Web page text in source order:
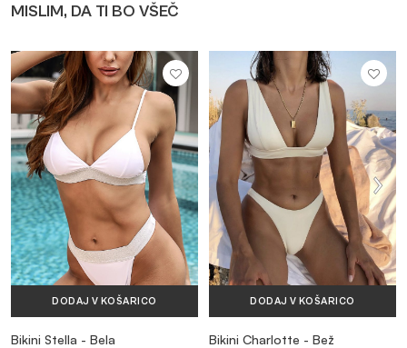
MISLIM, DA TI BO VŠEČ
DODAJ V KOŠARICO
Bikini Stella - Bela
DODAJ V KOŠARICO
Bikini Charlotte - Bež